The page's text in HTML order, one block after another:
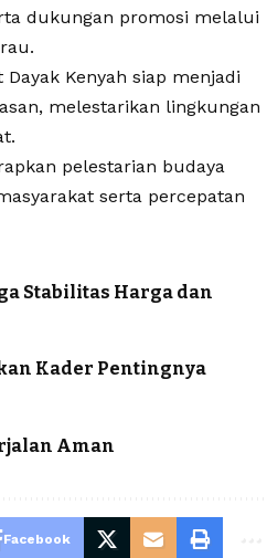
dukungan promosi melalui
Kenyah siap menjadi
melestarikan lingkungan
pelestarian budaya
serta percepatan
Stabilitas Harga dan
Kader Pentingnya
Aman
Facebook